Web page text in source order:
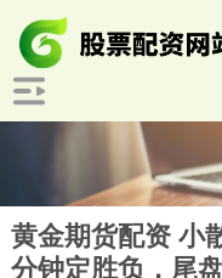
黄金期货配资 小
分钟定胜负，尾